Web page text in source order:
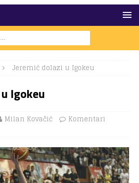
Jeremić dolazi u Igokeu
Igokeu
Milan Kovačić
Komentari